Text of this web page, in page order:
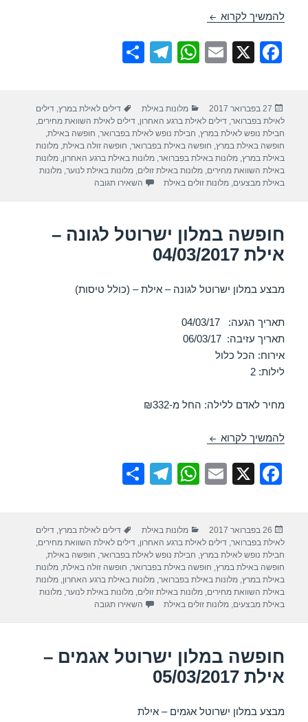
להמשיך לקרוא חופשה במלון ישרוטל אגמים – אילת 13/03/2017
F
e
b
o
o
X
E
W
s
A
p
p
T
gr
a
m
e
פורסם
בתאריך
27 בפברואר 2017 קטגוריות
מלונות באילת תגיות
דילים לאילת במרץ ,דילים
לאילת בפברואר ,דילים לאילת ברגע האחרון ,דילים לאילת השוואת מחירים
חבילת נופש לאילת במרץ חבילת נופש לאילת בפברואר חופשה באילת
חופשה באילת במרץ חופשה באילת בפברואר חופשה זולה באילת ,מלונות
באילת במרץ ,מלונות באילת בפברואר ,מלונות באילת ברגע האחרון ,מלונות
באילת השוואת מחירים ,מלונות באילת זולים ,מלונות באילת לנוער ,מלונות
באילת מבצעים ,מלונות זולים באילת השאירו תגובה
חופשה במלון ישרוטל לגונה –
אילת 04/03/2017
מבצע במלון ישרוטל לגונה – אילת – (כולל טיסות)
תאריך הגעה: 04/03/17
תאריך עזיבה: 06/03/17
אירוח: הכל כלול
לילות: 2
מחיר לאדם ללילה: החל מ-₪332
להמשיך לקרוא חופשה במלון ישרוטל לגונה – אילת 04/03/2017
F
e
b
o
o
X
E
W
s
A
p
p
T
gr
a
m
e
פורסם
בתאריך
26 בפברואר 2017 קטגוריות
מלונות באילת תגיות
דילים לאילת במרץ,דילים
לאילת בפברואר,דילים לאילת ברגע האחרון,דילים לאילת השוואת מחירים,
חבילת נופש לאילת במרץ, חבילת נופש לאילת בפברואר, חופשה באילת,
חופשה באילת במרץ, חופשה באילת בפברואר, חופשה זולה באילת,מלונות
באילת במרץ,מלונות באילת בפברואר,מלונות באילת ברגע האחרון,מלונות
באילת השוואת מחירים,מלונות באילת זולים,מלונות באילת לנוער,מלונות
באילת מבצעים,מלונות זולים באילת השאירו תגובה
חופשה במלון ישרוטל אגמים –
אילת 05/03/2017
מבצע במלון ישרוטל אגמים – אילת